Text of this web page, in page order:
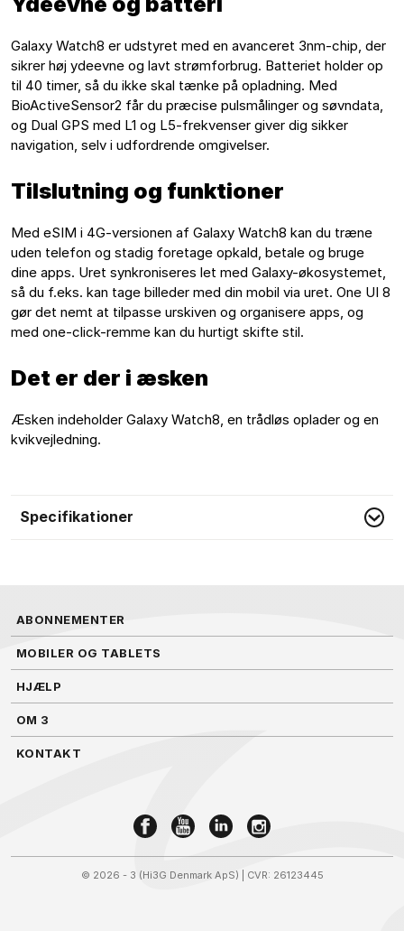
Galaxy Watch8 er udstyret med en avanceret 3nm-chip, der
sikrer høj ydeevne og lavt strømforbrug. Batteriet holder op
til 40 timer, så du ikke skal tænke på opladning. Med
BioActiveSensor2 får du præcise pulsmålinger og søvndata,
og Dual GPS med L1 og L5-frekvenser giver dig sikker
navigation, selv i udfordrende omgivelser.
Tilslutning og funktioner
Med eSIM i 4G-versionen af Galaxy Watch8 kan du træne
uden telefon og stadig foretage opkald, betale og bruge
dine apps. Uret synkroniseres let med Galaxy-økosystemet,
så du f.eks. kan tage billeder med din mobil via uret. One UI 8
gør det nemt at tilpasse urskiven og organisere apps, og
med one-click-remme kan du hurtigt skifte stil.
Det er der i æsken
Æsken indeholder Galaxy Watch8, en trådløs oplader og en
kvikvejledning.
Specifikationer
ABONNEMENTER
MOBILER OG TABLETS
HJÆLP
OM 3
KONTAKT
© 2026 - 3 (Hi3G Denmark ApS) | CVR: 26123445